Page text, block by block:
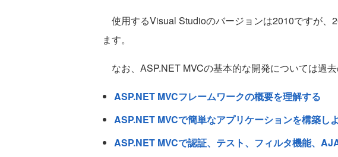
使用するVisual Studioのバージョンは2010ですが、
ます。
なお、ASP.NET MVCの基本的な開発については過去
ASP.NET MVCフレームワークの概要を理解する
ASP.NET MVCで簡単なアプリケーションを構築し
ASP.NET MVCで認証、テスト、フィルタ機能、